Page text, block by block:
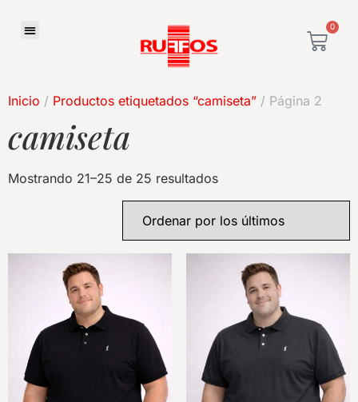
0
Inicio / Productos etiquetados “camiseta” / Página 2
camiseta
Mostrando 21–25 de 25 resultados